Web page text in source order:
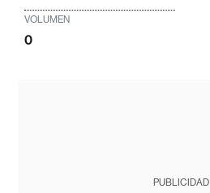
VOLUMEN
0
PUBLICIDAD